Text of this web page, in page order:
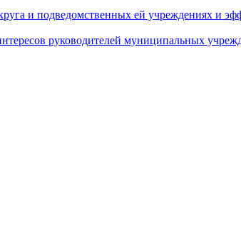
и подведомственных ей учреждениях и
руководителей муниципальных